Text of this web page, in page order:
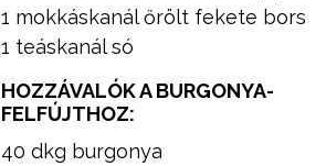
1 mokkáskanál őrölt fekete bors
1 teáskanál só
HOZZÁVALÓK A BURGONYA-
FELFÚJTHOZ:
40 dkg burgonya